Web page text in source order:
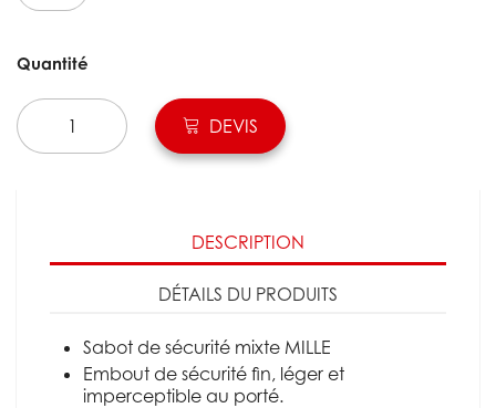
Quantité
DEVIS
DESCRIPTION
DÉTAILS DU PRODUITS
Sabot de sécurité mixte MILLE
Embout de sécurité fin, léger et
imperceptible au porté.